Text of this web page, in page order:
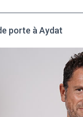
porte à Aydat